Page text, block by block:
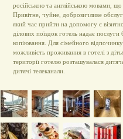
російською та англійською мовами,
Привітне, чуйне, доброзичливе
який час прийти на допомогу є
ділових поїздок готель надає
копіювання. Для сімейного
можливість проживання в готелі з
території готелю розташувалася
дитячі телеканали.